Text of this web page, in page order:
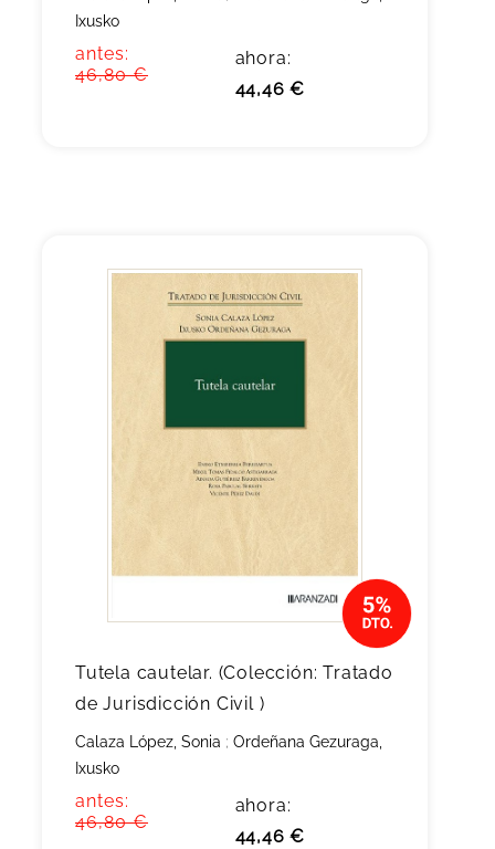
Ixusko
antes:
46,80 €
ahora:
44,46 €
Tutela cautelar. (Colección: Tratado
de Jurisdicción Civil )
Calaza López, Sonia ; Ordeñana Gezuraga,
Ixusko
antes:
46,80 €
ahora:
44,46 €